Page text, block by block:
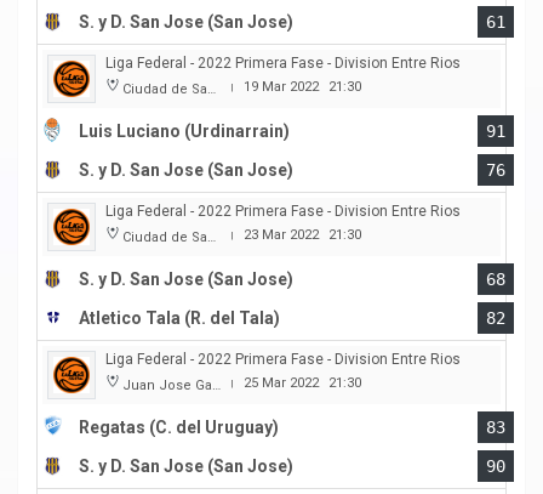
S. y D. San Jose (San Jose)
61
Liga Federal - 2022 Primera Fase - Division Entre Rios
Ciudad de San Jose | 19 Mar 2022 21:30
Luis Luciano (Urdinarrain)
91
S. y D. San Jose (San Jose)
76
Liga Federal - 2022 Primera Fase - Division Entre Rios
Ciudad de San Jose | 23 Mar 2022 21:30
S. y D. San Jose (San Jose)
68
Atletico Tala (R. del Tala)
82
Liga Federal - 2022 Primera Fase - Division Entre Rios
Juan Jose Garro | 25 Mar 2022 21:30
Regatas (C. del Uruguay)
83
S. y D. San Jose (San Jose)
90